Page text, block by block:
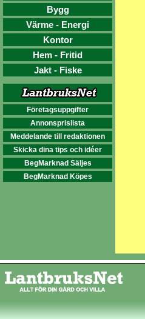
Bygg
Värme - Energi
Kontor
Hem - Fritid
Jakt - Fiske
Företagsuppgifter
Annonsprislista
Meddelande till redaktionen
Skicka dina tips och idéer
BegMarknad Säljes
BegMarknad Köpes